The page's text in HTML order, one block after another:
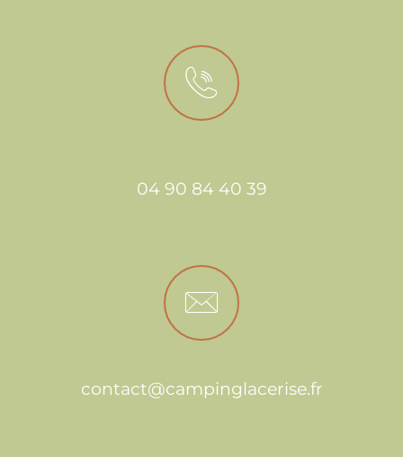
04 90 84 40 39
contact@campinglacerise.fr